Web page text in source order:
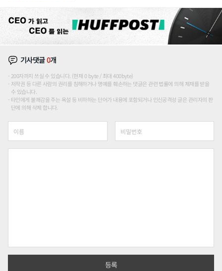
기사댓글0개
200자까지 쓰실 수 있습니다. (현재 0 byte / 최대 400byte)
저작권 등 다른 사람의 권리를 침해하거나 명예를 훼손하는 댓글은 관련 법률에 의해 제재를 받을
수 있습니다.
타인에게 불쾌감을 주는 욕설 등 비하하는 단어가 내용에 포함되거나 인신공격성 글은 관리자의 판
단에 의해 삭제 합니다.